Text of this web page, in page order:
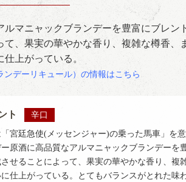
ルマニャックブランデーを豊富にブレン
て、果実の華やかな香り、複雑な樽香、
上がっている。
ンデーリキュール）の情報はこちら
ト
辛口
宮廷急使(メッセンジャー)の乗った馬車」を
原酒に高品質なアルマニャックブランデーを
させることによって、果実の華やかな香り、複
仕上がっている。とてもバランスがとれた味